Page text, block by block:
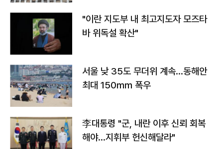
"이란 지도부 내 최고지도자 모즈타
바 위독설 확산"
서울 낮 35도 무더위 계속…동해안
최대 150㎜ 폭우
李대통령 "군, 내란 이후 신뢰 회복
해야…지휘부 헌신해달라"